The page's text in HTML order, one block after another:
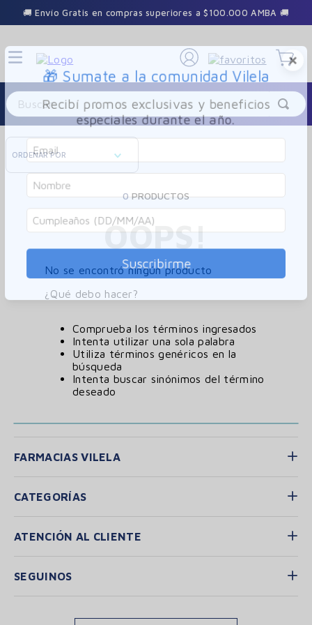
🚚 Envío Gratis en compras superiores a $100.000 AMBA 🚚
Buscar
ORDENAR POR
0 PRODUCTOS
OOPS!
No se encontró ningún producto
¿Qué debo hacer?
Comprueba los términos ingresados
Intenta utilizar una sola palabra
Utiliza términos genéricos en la
búsqueda
Intenta buscar sinónimos del término
deseado
FARMACIAS VILELA
CATEGORÍAS
ATENCIÓN AL CLIENTE
SEGUINOS
×
🎁 Sumate a la comunidad Vilela
Recibí promos exclusivas y beneficios
especiales durante el año.
Suscribirme